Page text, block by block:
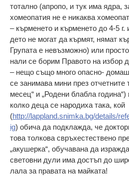
тотално (апропо, и тук има ядра,
хомеопатия не е никаква
– кърменето и кърменето до 4-5 г.
дето не могат да кърмят, нямат
Групата е невъзможно) или
нали се борим Правото на избор
– нещо също много опасно-
се занимава мини през
месец“ и „Родени блабла
колко деца се народиха така, кой
(http://lappland.snimka.bg/details/
ig) обича да подклажда, че
това толкова свръхестествено
„акушерка“, обучавана да
световни дули има достъп до
лала за правата на майката!